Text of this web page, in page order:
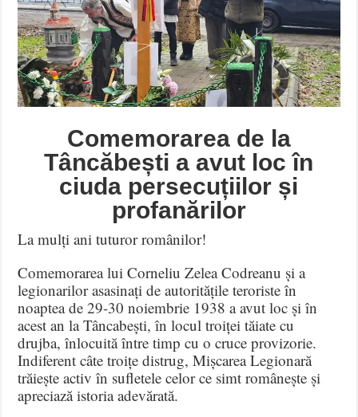
Comemorarea de la
Tâncăbești a avut loc în
ciuda persecuțiilor și
profanărilor
La mulți ani tuturor românilor!
Comemorarea lui Corneliu Zelea Codreanu și a
legionarilor asasinați de autoritățile teroriste în
noaptea de 29-30 noiembrie 1938 a avut loc și în
acest an la Tâncabești, în locul troiței tăiate cu
drujba, înlocuită între timp cu o cruce provizorie.
Indiferent câte troițe distrug, Mișcarea Legionară
trăiește activ în sufletele celor ce simt românește și
apreciază istoria adevărată.